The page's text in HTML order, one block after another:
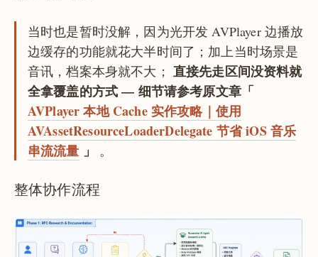
当时也是暂时没解，因为光开发 AVPlayer 边播放
边缓存的功能就花大半时间了；加上当时场景是
音讯，档案本身就不大； 直接先走区间没资料就
全拿覆盖的方式 — 细节请参考原文章「
AVPlayer 本地 Cache 实作攻略｜使用
AVAssetResourceLoaderDelegate 节省 iOS 音乐
串流流量 」 。
整体协作流程